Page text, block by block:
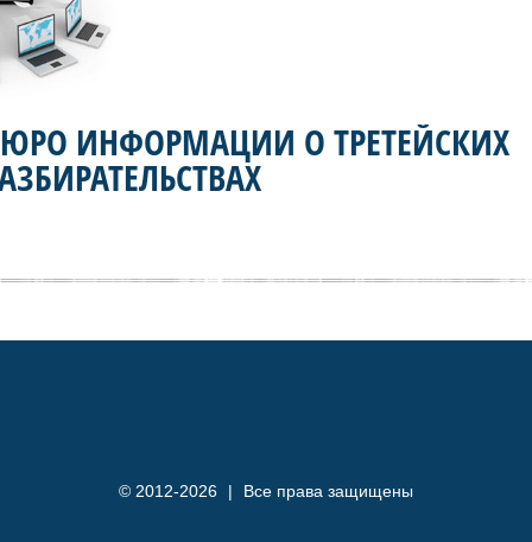
ИНФОРМАЦИИ О ТРЕТЕЙСКИХ
© 2012-2026 | Все права защищены